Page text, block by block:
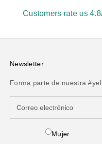
Customers rate us
Newsletter
Forma parte de nuestra
Mujer